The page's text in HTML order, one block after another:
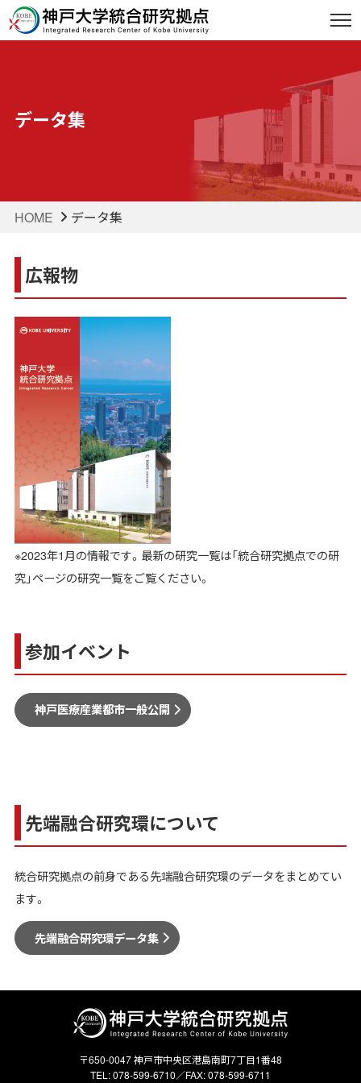
データ集
HOME データ集
広報物
※2023年1月の情報です。最新の研究一覧は「統合研究拠点での研
究」ページの研究一覧をご覧ください。
参加イベント
神戸医療産業都市一般公開
先端融合研究環について
統合研究拠点の前身である先端融合研究環のデータをまとめてい
ます。
先端融合研究環データ集
〒650-0047 神戸市中央区港島南町7丁目1番48
TEL: 078-599-6710／FAX: 078-599-6711